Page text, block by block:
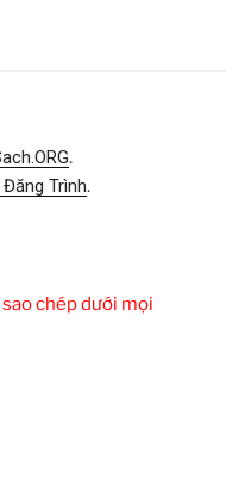
.
Trình.
chép dưới mọi